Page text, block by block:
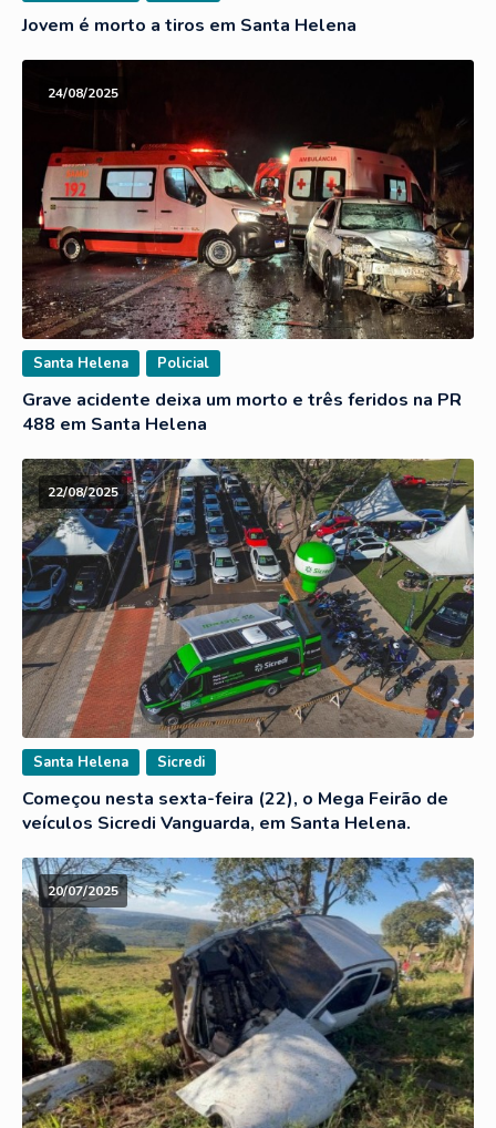
Jovem é morto a tiros em Santa Helena
24/08/2025
Santa Helena Policial
Grave acidente deixa um morto e três feridos na PR
488 em Santa Helena
22/08/2025
Santa Helena Sicredi
Começou nesta sexta-feira (22), o Mega Feirão de
veículos Sicredi Vanguarda, em Santa Helena.
20/07/2025